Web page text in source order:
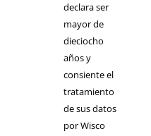
declara ser
mayor de
dieciocho
años y
consiente el
tratamiento
de sus datos
por Wisco